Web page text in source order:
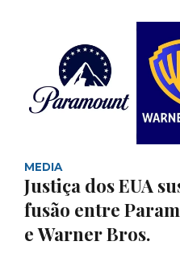
MEDIA
Justiça dos EUA
fusão entre
e Warner Bros.